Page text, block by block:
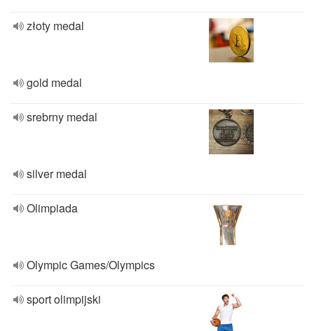
złoty medal
gold medal
srebrny medal
silver medal
Olimpiada
Olympic Games/Olympics
sport olimpijski